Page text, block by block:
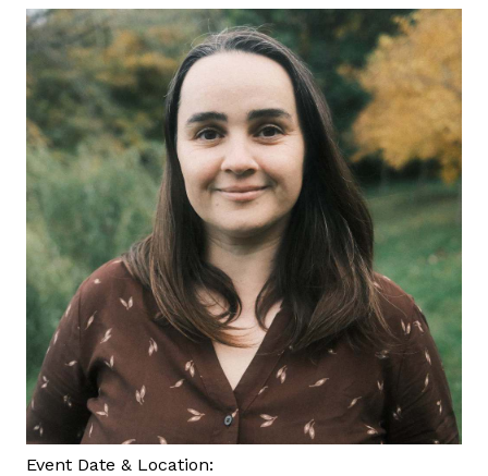
Event Date & Location: